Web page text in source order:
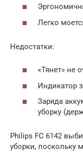
Легко
Недостатки:
«Тянет» не
Индикатор
Заряда
уборку
Philips FC 6142
уборки, поскольку